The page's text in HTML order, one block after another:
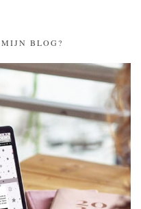
BLOG?